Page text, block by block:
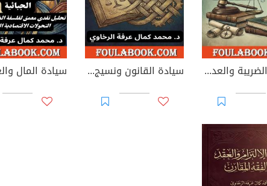
فلسفة الضريبة والعدالة الجبائية سيادة القانون ونسيج المجتمع